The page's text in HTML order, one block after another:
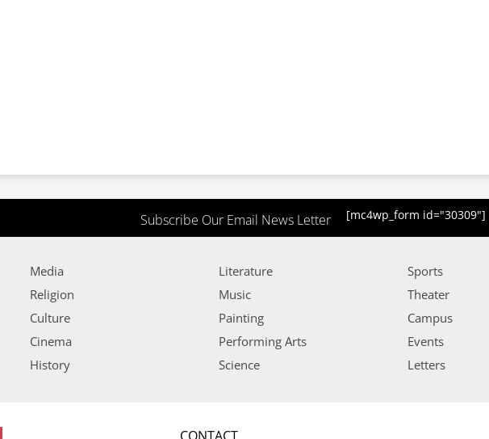
Subscribe Our Email News Letter [mc4wp_form id="30309"]
Media
Religion
Culture
Cinema
History
Literature
Music
Painting
Performing Arts
Science
Sports
Theater
Campus
Events
Letters